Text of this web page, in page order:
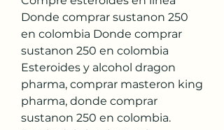
Donde comprar sustanon 250
en colombia Donde comprar
sustanon 250 en colombia
Esteroides y alcohol dragon
pharma, comprar masteron king
pharma, donde comprar
sustanon 250 en colombia.